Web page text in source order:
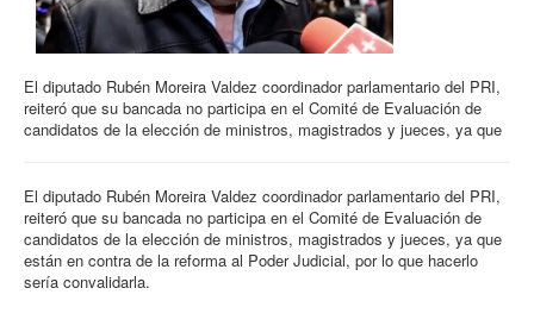
El diputado Rubén Moreira Valdez coordinador parlamentario del PRI,
reiteró que su bancada no participa en el Comité de Evaluación de
candidatos de la elección de ministros, magistrados y jueces, ya que
El diputado Rubén Moreira Valdez coordinador parlamentario del PRI,
reiteró que su bancada no participa en el Comité de Evaluación de
candidatos de la elección de ministros, magistrados y jueces, ya que
están en contra de la reforma al Poder Judicial, por lo que hacerlo
sería convalidarla.